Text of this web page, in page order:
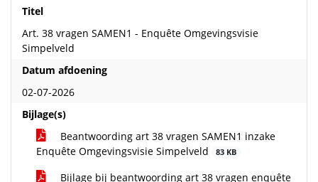
Titel
Art. 38 vragen SAMEN1 - Enquête Omgevingsvisie
Simpelveld
Datum afdoening
02-07-2026
Bijlage(s)
Beantwoording art 38 vragen SAMEN1 inzake
Enquête Omgevingsvisie Simpelveld
83 KB
Bijlage bij beantwoording art 38 vragen enquête